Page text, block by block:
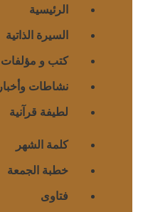
الرئيسية
السيرة الذاتية
كتب و مؤلفات
نشاطات وأخبار
لطيفة قرآنية
كلمة الشهر
خطبة الجمعة
فتاوى